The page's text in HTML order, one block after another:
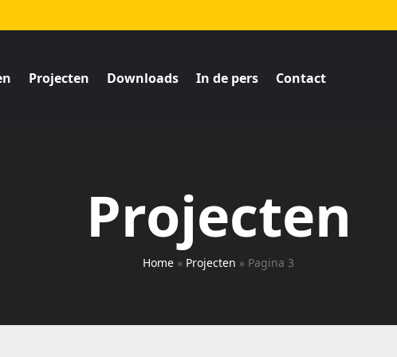
Projecten Downloads In de pers Contact
Projecten
Home » Projecten » Pagina 3